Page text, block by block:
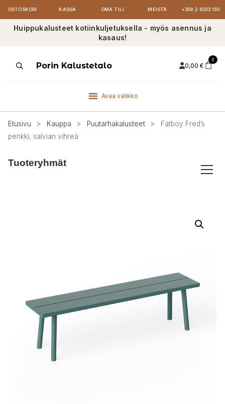
OSTOSKORI KASSA OMA TILI MEISTÄ +358 2 6333 150
Huippukalusteet kotiinkuljetuksella - myös asennus ja
kasaus!
ProductsPorin Kalustetalo 0,00 €
0
Avaa valikko
Etusivu > Kauppa > Puutarhakalusteet >
Fatboy Fred’s
penkki, salvian vihreä
Tuoteryhmät